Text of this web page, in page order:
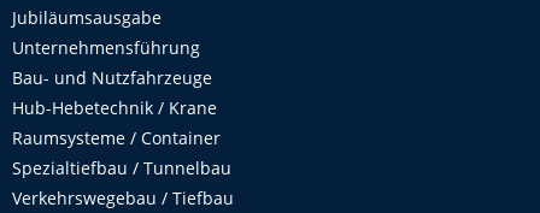
Jubiläumsausgabe
Unternehmensführung
Bau- und Nutzfahrzeuge
Hub-Hebetechnik / Krane
Raumsysteme / Container
Spezialtiefbau / Tunnelbau
Verkehrswegebau / Tiefbau